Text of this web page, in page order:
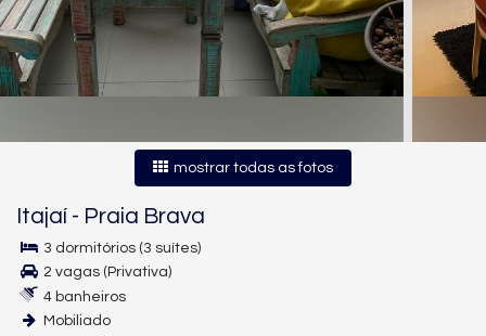
mostrar todas as fotos
Itajaí - Praia Brava
3 dormitórios (3 suítes)
2 vagas (Privativa)
4 banheiros
Mobiliado